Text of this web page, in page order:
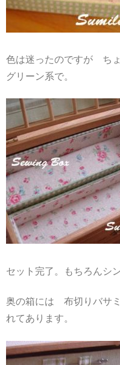
色は迷ったのですが ち
グリーン系で。
セット完了。もちろんシ
奥の箱には 布切りバサ
れてあります。